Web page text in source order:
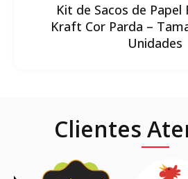
Kit de Sacos de Papel
Kraft Cor Parda –
Unidades
Clientes